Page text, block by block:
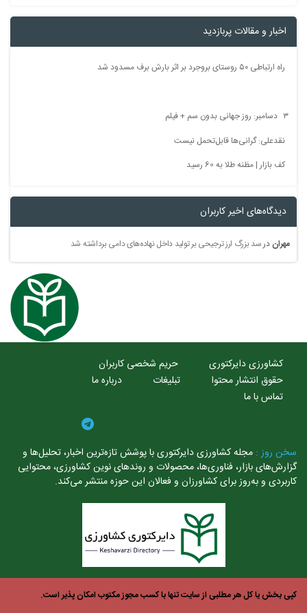
اخبار و مقالات پربازدید
راه ارتباطی ۵۰ روستای بروجرد بر اثر بارش برف مسدود شد
نقدعلی: گرانی‌ها قابل‌تحمل نیست
کف بازار | مظنه طلا به 60 رسید
دیدگاه‌های اخیر کاربران
مهراندرسد بزرگ ارز ترجیحی بر تولید داخل نهاده‌های دامی برداشته شد
کشاورزی دایرکتوری
حریم شخصی کاربران
حقوق انتشار محتوا
تبلیغات
درباره ما
تماس با ما
روز :مجله کشاورزی دایرکتوری با پوشش تازه‌ترین اخبار، تحلیل‌ها و
بازار، فناوری‌ها، محصولات و روندهای نوین کشاورزی، محتوایی
و به‌روز برای کشاورزان و فعالان این حوزه منتشر می‌کند.
بخش یا کل هر مطلبی از سایت تنها با کسب مجوز مکتوب امکان پذیر است.